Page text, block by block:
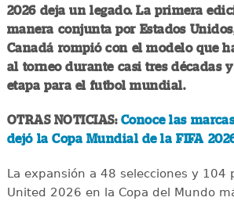
2026 deja un legado. La primera
manera conjunta por Estados
Canadá rompió con el modelo que
al torneo durante casi tres décadas
etapa para el futbol mundial.
OTRAS NOTICIAS: Conoce las
dejó la Copa Mundial de la FIFA
La expansión a 48 selecciones y 104
United 2026 en la Copa del Mundo